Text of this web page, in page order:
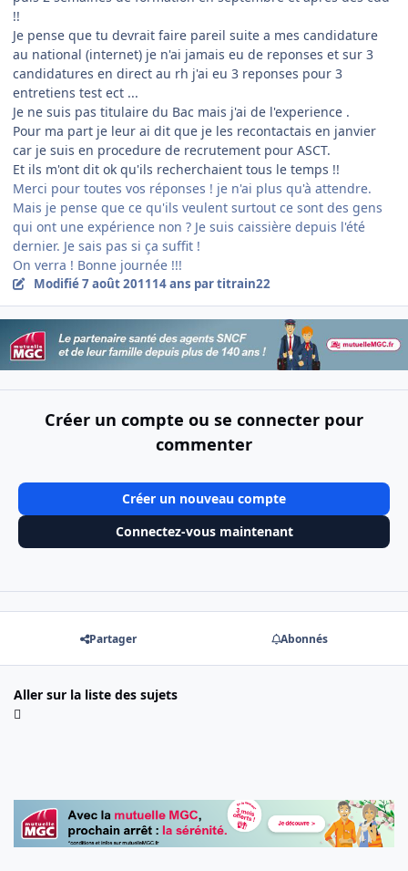
!!
Je pense que tu devrait faire pareil suite a mes candidature
au national (internet) je n'ai jamais eu de reponses et sur 3
candidatures en direct au rh j'ai eu 3 reponses pour 3
entretiens test ect ...
Je ne suis pas titulaire du Bac mais j'ai de l'experience .
Pour ma part je leur ai dit que je les recontactais en janvier
car je suis en procedure de recrutement pour ASCT.
Et ils m'ont dit ok qu'ils recherchaient tous le temps !!
Merci pour toutes vos réponses ! je n'ai plus qu'à attendre.
Mais je pense que ce qu'ils veulent surtout ce sont des gens
qui ont une expérience non ? Je suis caissière depuis l'été
dernier. Je sais pas si ça suffit !
On verra ! Bonne journée !!!
Modifié7 août 201114 ans par titrain22
Créer un compte ou se connecter pour
commenter
Créer un nouveau compte
Connectez-vous maintenant
Partager Abonnés
Aller sur la liste des sujets